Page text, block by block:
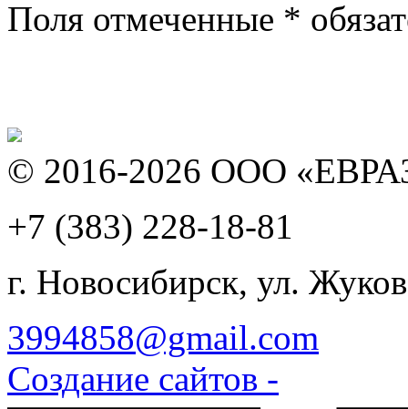
Поля отмеченные *
© 2016-2026 ООО
+7 (383) 228-18-81
г. Новосибирск, ул.
3994858@gmail.com
Создание сайтов -